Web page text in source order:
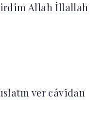
Allah İllallah
ver câvidan